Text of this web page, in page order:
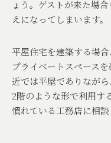
ょう。ゲストが来た場
えになってしまいます。
平屋住宅を建築する場合
プライベートスペース
近では平屋でありながら
2階のような形で利用す
慣れている工務店に相談